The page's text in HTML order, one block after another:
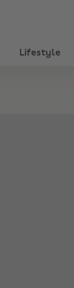
Lifestyle